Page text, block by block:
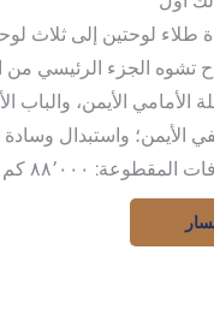
طلاء لوحتين إلى ثلاث
تشوه الجزء الرئيسي من
الأمامي الأيمن، والباب
الأيمن؛ واستبدال
٨٨٬٠٠٠ كم